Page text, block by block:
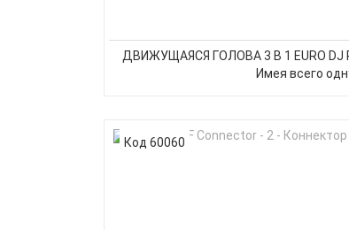
ДВИЖУЩАЯСЯ ГОЛОВА 3 В 1 EURO DJ
Имея всего
Код 60060